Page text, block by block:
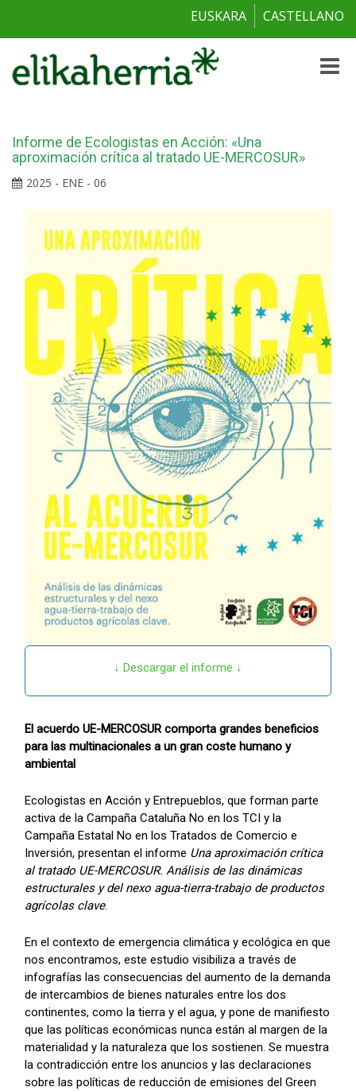
EUSKARA CASTELLANO
Toggle
Informe de Ecologistas en Acción: «Una
aproximación crítica al tratado UE-MERCOSUR»
2025 - ENE - 06
↓ Descargar el informe ↓
El acuerdo UE-MERCOSUR comporta grandes beneficios
para las multinacionales a un gran coste humano y
ambiental
Ecologistas en Acción y Entrepueblos, que forman parte
activa de la Campaña Cataluña No en los TCI y la
Campaña Estatal No en los Tratados de Comercio e
Inversión, presentan el informe Una aproximación crítica
al tratado UE-MERCOSUR. Análisis de las dinámicas
estructurales y del nexo agua-tierra-trabajo de productos
agrícolas clave.
En el contexto de emergencia climática y ecológica en que
nos encontramos, este estudio visibiliza a través de
infografías las consecuencias del aumento de la demanda
de intercambios de bienes naturales entre los dos
continentes, como la tierra y el agua, y pone de manifiesto
que las políticas económicas nunca están al margen de la
materialidad y la naturaleza que los sostienen. Se muestra
la contradicción entre los anuncios y las declaraciones
sobre las políticas de reducción de emisiones del Green